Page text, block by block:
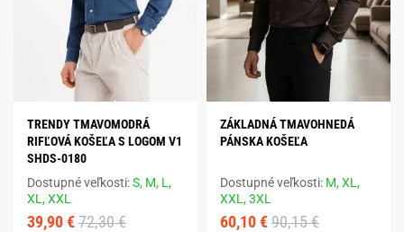
TRENDY TMAVOMODRÁ
RIFĽOVÁ KOŠEĽA S LOGOM V1
SHDS-0180
Dostupné veľkosti:S, M, L,
XL,XXL
39,90 € 72,30 €
ZÁKLADNÁ TMAVOHNEDÁ
PÁNSKA KOŠEĽA
Dostupné veľkosti: M,XL,
XXL,3XL
60,10 € 90,15 €